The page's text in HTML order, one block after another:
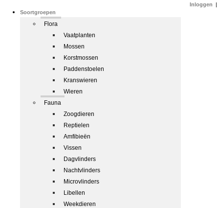
Soortgroepen
Flora
Vaatplanten
Mossen
Korstmossen
Paddenstoelen
Kranswieren
Wieren
Fauna
Zoogdieren
Reptielen
Amfibieën
Vissen
Dagvlinders
Nachtvlinders
Microvlinders
Libellen
Weekdieren
Inloggen |